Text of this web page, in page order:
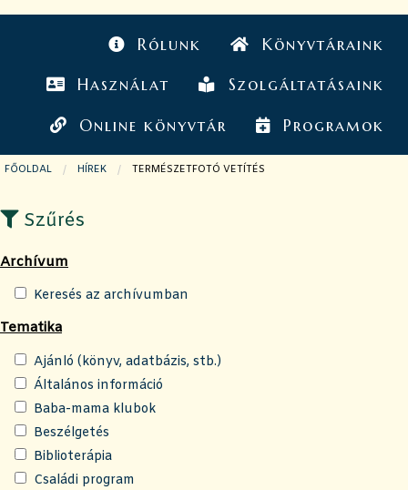
Rólunk Könyvtáraink
Használat Szolgáltatásaink
Online könyvtár Programok
FŐOLDAL HÍREK JELENLEGI OLDAL:
TERMÉSZETFOTÓ VETÍTÉS
Szűrés
Archívum
Keresés az archívumban
Tematika
Ajánló (könyv, adatbázis, stb.)
Általános információ
Baba-mama klubok
Beszélgetés
Biblioterápia
Családi program